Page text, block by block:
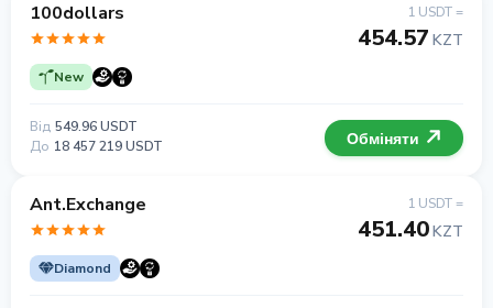
100dollars
New
1 USDT =
454.57 KZT
Від 549.96 USDT
До 18 457 219 USDT Обміняти
Ant.Exchange
Diamond
1 USDT =
451.40KZT